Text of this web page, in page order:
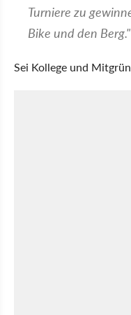
Turniere zu
Bike und den Berg."
Sei Kollege und